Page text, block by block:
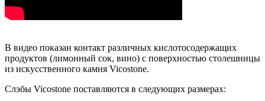
В видео показан контакт различных кислотосодержащих
продуктов (лимонный сок, вино) с поверхностью столешницы
из искусственного камня Vicostone.
Слэбы Vicostone поставляются в следующих размерах: